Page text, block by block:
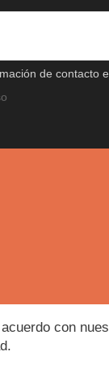
de contacto
con